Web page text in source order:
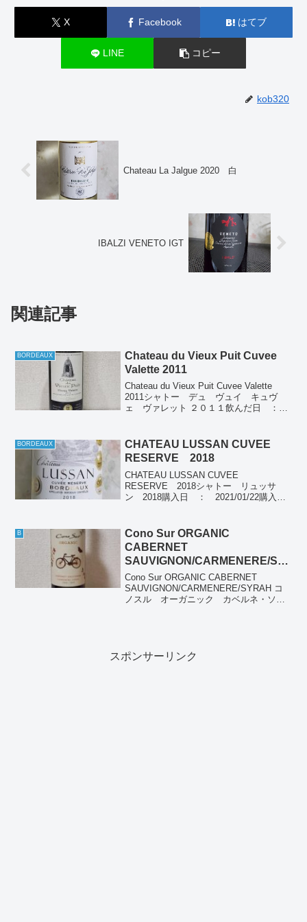
X Facebook はてブ
LINE コピー
kob320
Chateau La Jalgue 2020 白
IBALZI VENETO IGT
関連記事
BORDEAUX
Chateau du Vieux Puit Cuvee
Valette 2011
Chateau du Vieux Puit Cuvee Valette
2011シャトー デュ ヴュイ キュヴ
ェ ヴァレット ２０１１飲んだ日 ：
ーヴィニヨ...
BORDEAUX
CHATEAU LUSSAN CUVEE
RESERVE 2018
CHATEAU LUSSAN CUVEE
RESERVE 2018シャトー リュッサ
ン 2018購入日 ： 2021/01/22購入場
地 ： BORDE...
B
Cono Sur ORGANIC
CABERNET
SAUVIGNON/CARMENERE/SY
RAH
Cono Sur ORGANIC CABERNET
SAUVIGNON/CARMENERE/SYRAH コ
ノスル オーガニック カベルネ・ソー
スポンサーリンク